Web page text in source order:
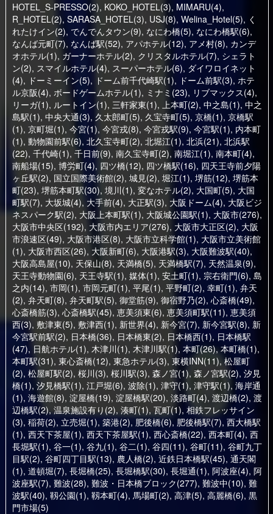
HOTEL_S-PRESSO(2), KOKO_HOTEL(3), MIMARU(4),
R_HOTEL(2), SARASA_HOTEL(3), USJ(8), Welina_Hotel(5), く
れたけイン(2), でんでんタウン(9), なにわ橋(5), なにわ橋駅(6),
なんば元町(7), なんば駅(52), アパホテル(12), アメ村(8), カンデ
オホテル(1), ガーナーホテル(2), クリスタルホテル(7), シェラト
ン(2), スマイルホテル(4), スーパーホテル(6), ダイワロイネット
(4), ドーミーイン(5), ドーム前千代崎駅(1), ドーム前駅(3), ホテ
ル京阪(4), ボードゲームホテル(1), ミナミ(23), リブマックス(4),
リーガ(1), ルートイン(1), 三軒家東(1), 上本町(2), 中之島(1), 中之
島駅(1), 中央大通(3), 久太郎町(5), 久宝寺町(5), 京橋(1), 京橋駅
(1), 京町堀(1), 今宮(1), 今宮戎(8), 今宮戎駅(9), 今宮駅(1), 内本町
(1), 動物園前駅(6), 北久宝寺町(2), 北堀江(1), 北浜(21), 北浜駅
(22), 千代崎(1), 千日前(9), 南久宝寺町(2), 南堀江(1), 南本町(4),
南船場(15), 博労町(4), 四ツ橋(12), 四ツ橋駅(16), 四天王寺前夕陽
ヶ丘駅(2), 国立国際美術館(2), 城見(2), 堀江(1), 堺筋(12), 堺筋本
町(23), 堺筋本町駅(30), 境川(1), 変なホテル(2), 大国町(5), 大国
町駅(7), 大坂城(4), 大手前(4), 大正駅(3), 大阪ドーム(4), 大阪ビジ
ネスパーク駅(2), 大阪上本町駅(1), 大阪城公園駅(1), 大阪市(276),
大阪市中央区(192), 大阪市内エリア(276), 大阪市大正区(2), 大阪
市浪速区(49), 大阪市港区(8), 大阪市立科学館(1), 大阪市立美術館
(1), 大阪市西区(26), 大阪新町(6), 大阪港駅(3), 大阪難波駅(40),
大阪高島屋(10), 天保山(8), 天満橋(5), 天満橋駅(7), 天然温泉(9),
天王寺動物園(6), 天王寺駅(1), 媒体(1), 安土町(1), 宗右衛門(6), 島
之内(14), 市岡(1), 市岡元町(1), 平尾(1), 平野町(2), 幸町(1), 弁天
(2), 弁天町(8), 弁天町駅(5), 御堂筋(9), 御宿野乃(2), 心斎橋(49),
心斎橋筋(3), 心斎橋駅(45), 恵美須東(6), 恵美須町駅(11), 恵美須
西(3), 敷津東(5), 敷津西(1), 新世界(4), 新今宮(7), 新今宮駅(8), 新
今宮駅前駅(2), 日本橋(36), 日本橋東(2), 日本橋西(1), 日本橋駅
(47), 日航ホテル(1), 木津川(1), 木津川駅(1), 本町(26), 本町橋(1),
本町駅(31), 東心斎橋(12), 東急ホテル(3), 東横INN(11), 松屋町
(2), 松屋町駅(2), 桜川(3), 桜川駅(3), 森ノ宮(1), 森ノ宮駅(2), 汐見
橋(1), 汐見橋駅(1), 江戸堀(6), 波除(1), 津守(1), 津守駅(1), 海岸通
(1), 海遊館(8), 淀屋橋(19), 淀屋橋駅(20), 淡路町(4), 渡辺橋(2), 渡
辺橋駅(2), 温泉施設有り(2), 湊町(1), 瓦町(1), 相鉄フレッサイン
(3), 稲荷(2), 立売堀(1), 築港(2), 肥後橋(6), 肥後橋駅(7), 西大橋駅
(1), 西天下茶屋(1), 西天下茶屋駅(1), 西心斎橋(22), 西本町(4), 西
長堀駅(1), 谷一(1), 谷九(1), 谷二(1), 谷四(11), 谷町(11), 谷町九丁
目駅(2), 谷町四丁目駅(13), 農人橋(2), 近鉄日本橋駅(45), 通天閣
(1), 道頓堀(7), 長堀橋(25), 長堀橋駅(30), 長堀通(1), 阿波座(4), 阿
波座駅(7), 難波(28), 難波・日本橋ブロック(277), 難波中(10), 難
波駅(40), 靱公園(1), 靱本町(4), 馬場町(2), 高津(5), 高麗橋(6), 黒
門市場(5)